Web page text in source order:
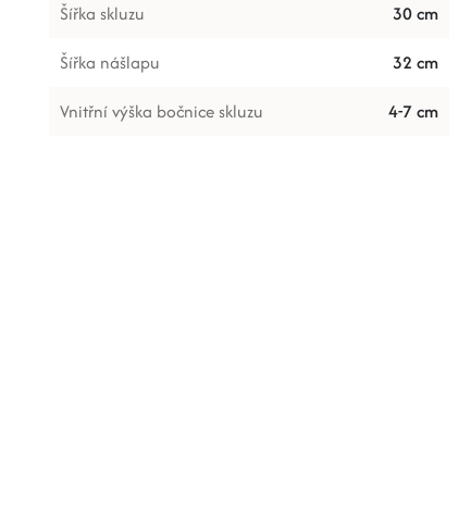
Šířka skluzu
30 cm
Šířka nášlapu
32 cm
Vnitřní výška bočnice skluzu
4-7 cm